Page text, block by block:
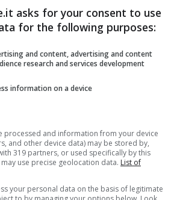
asks for your consent to use
for the following purposes:
and content, advertising and content
research and services development
information on a device
processed and information from your device
and other device data) may be stored by,
319 partners, or used specifically by this
use precise geolocation data. List of
your personal data on the basis of legitimate